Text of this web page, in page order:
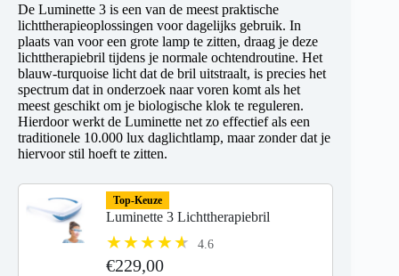
De Luminette 3 is een van de meest praktische
lichttherapieoplossingen voor dagelijks gebruik. In
plaats van voor een grote lamp te zitten, draag je deze
lichttherapiebril tijdens je normale ochtendroutine. Het
blauw-turquoise licht dat de bril uitstraalt, is precies het
spectrum dat in onderzoek naar voren komt als het
meest geschikt om je biologische klok te reguleren.
Hierdoor werkt de Luminette net zo effectief als een
traditionele 10.000 lux daglichtlamp, maar zonder dat je
hiervoor stil hoeft te zitten.
Top-Keuze
Luminette 3 Lichttherapiebril
4.6
€229,00